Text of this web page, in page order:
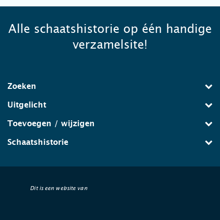
Alle schaatshistorie op één handige
verzamelsite!
Zoeken
Uitgelicht
Toevoegen / wijzigen
Schaatshistorie
Dit is een website van